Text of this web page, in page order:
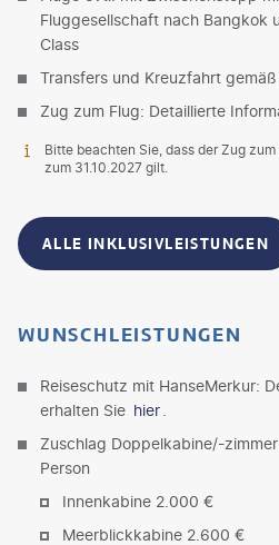
Fluggesellschaft nach Bangkok
Class
Transfers und Kreuzfahrt
Zug zum Flug: Detaillierte
Bitte beachten Sie, dass der Zug
zum 31.10.2027 gilt.
ALLE INKLUSIVLEISTUNGEN
WUNSCHLEISTUNGEN
Reiseschutz mit HanseMerkur:
erhalten Sie hier
Zuschlag Doppelkabine/-
Person
Innenkabine 2.000 €
Meerblickkabine 2.600 €